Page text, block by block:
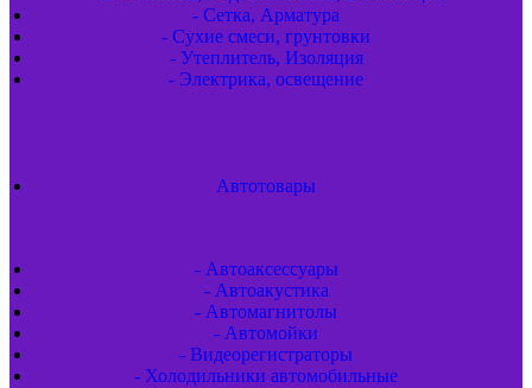
- Сетка, Арматура
- Сухие смеси, грунтовки
- Утеплитель, Изоляция
- Электрика, освещение
Автотовары
- Автоаксессуары
- Автоакустика
- Автомагнитолы
- Автомойки
- Видеорегистраторы
- Холодильники автомобильные